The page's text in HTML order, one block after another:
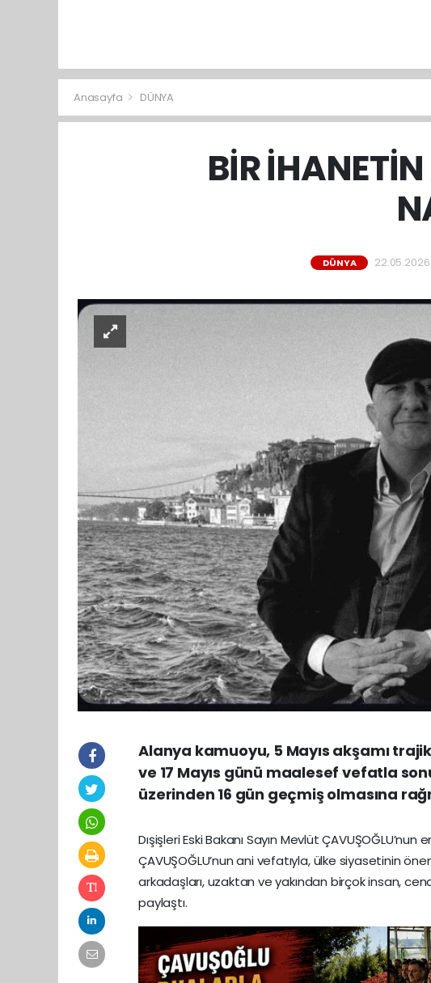
Anasayfa DÜNYA
BİR
DÜNYA
Alanya kamuoyu, 5 Mayıs akşamı
ve 17 Mayıs günü maalesef vefatla
üzerinden 16 gün geçmiş olmasına
Dışişleri Eski Bakanı Sayın Mevlüt
ÇAVUŞOĞLU’nun ani vefatıyla, ülke siyasetinin
arkadaşları, uzaktan ve yakından birçok insan,
paylaştı.